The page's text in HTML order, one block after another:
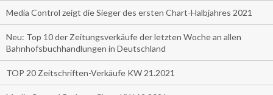
Media Control zeigt die Sieger des ersten Chart-Halbjahres 2021
Neu: Top 10 der Zeitungsverkäufe der letzten Woche an allen
Bahnhofsbuchhandlungen in Deutschland
TOP 20 Zeitschriften-Verkäufe KW 21.2021